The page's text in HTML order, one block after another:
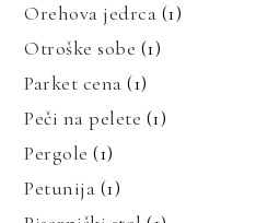
Orehova jedrca (1)
Otroške sobe (1)
Parket cena (1)
Peči na pelete (1)
Pergole (1)
Petunija (1)